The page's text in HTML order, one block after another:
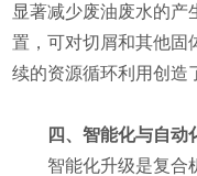
显著减少废油废水的产
置，可对切屑和其他固
续的资源循环利用创造
四、智能化与自动
智能化升级是复合机